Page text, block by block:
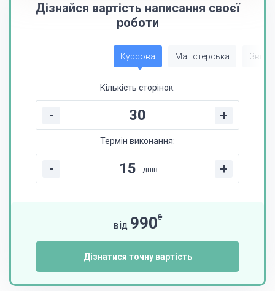
Дізнайся вартість написання своєї
роботи
Курсова Магістерська Звіт
Кількість сторінок:
- +
Термін виконання:
- днів +
від 990₴
Дізнатися точну вартість